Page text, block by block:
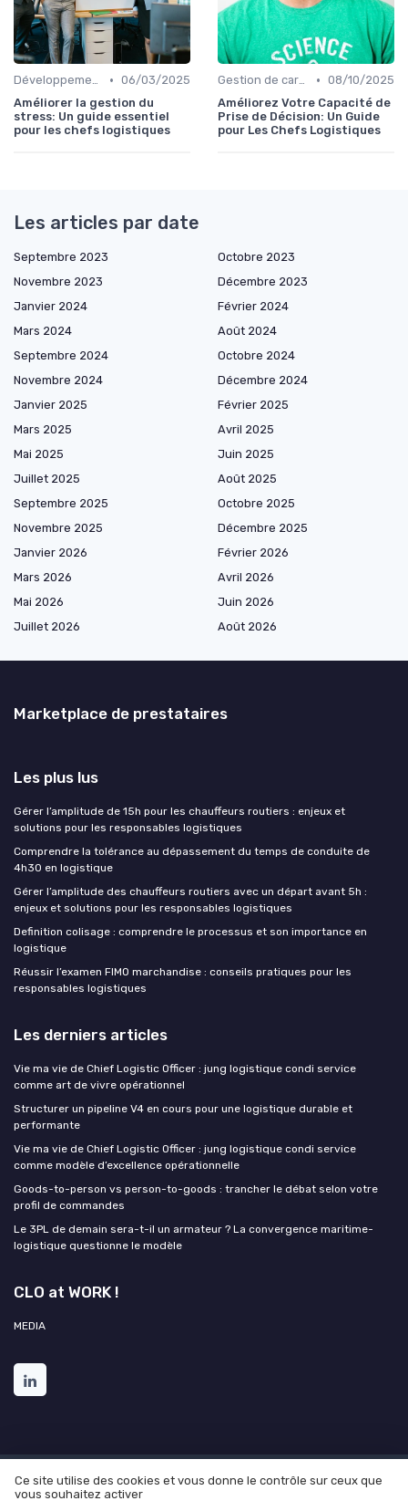
Développement personnel • 06/03/2025
Améliorer la gestion du
stress: Un guide essentiel
pour les chefs logistiques
Gestion de carrière • 08/10/2025
Améliorez Votre Capacité de
Prise de Décision: Un Guide
pour Les Chefs Logistiques
Les articles par date
Septembre 2023
Octobre 2023
Novembre 2023
Décembre 2023
Janvier 2024
Février 2024
Mars 2024
Août 2024
Septembre 2024
Octobre 2024
Novembre 2024
Décembre 2024
Janvier 2025
Février 2025
Mars 2025
Avril 2025
Mai 2025
Juin 2025
Juillet 2025
Août 2025
Septembre 2025
Octobre 2025
Novembre 2025
Décembre 2025
Janvier 2026
Février 2026
Mars 2026
Avril 2026
Mai 2026
Juin 2026
Juillet 2026
Août 2026
Marketplace de prestataires
Les plus lus
Gérer l’amplitude de 15h pour les chauffeurs routiers : enjeux et
solutions pour les responsables logistiques
Comprendre la tolérance au dépassement du temps de conduite de
4h30 en logistique
Gérer l’amplitude des chauffeurs routiers avec un départ avant 5h :
enjeux et solutions pour les responsables logistiques
Definition colisage : comprendre le processus et son importance en
logistique
Réussir l’examen FIMO marchandise : conseils pratiques pour les
responsables logistiques
Les derniers articles
Vie ma vie de Chief Logistic Officer : jung logistique condi service
comme art de vivre opérationnel
Structurer un pipeline V4 en cours pour une logistique durable et
performante
Vie ma vie de Chief Logistic Officer : jung logistique condi service
comme modèle d’excellence opérationnelle
Goods-to-person vs person-to-goods : trancher le débat selon votre
profil de commandes
Le 3PL de demain sera-t-il un armateur ? La convergence maritime-
logistique questionne le modèle
CLO at WORK !
MEDIA
Mentions légales Politique de confidentialité
Grande
Ce site utilise des cookies et vous donne le contrôle sur ceux que
vous souhaitez activer